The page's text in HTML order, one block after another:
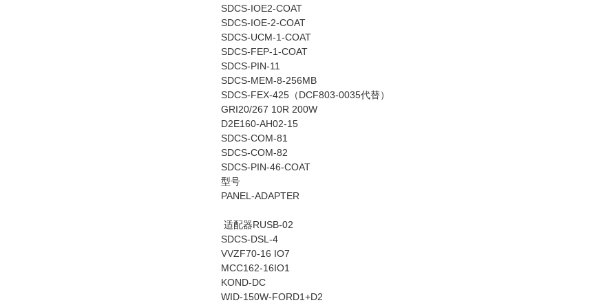
SDCS-IOE2-COAT
SDCS-IOE-2-COAT
SDCS-UCM-1-COAT
SDCS-FEP-1-COAT
SDCS-PIN-11
SDCS-MEM-8-256MB
SDCS-FEX-425（DCF803-0035代替）
GRI20/267 10R 200W
D2E160-AH02-15
SDCS-COM-81
SDCS-COM-82
SDCS-PIN-46-COAT
型号
PANEL-ADAPTER
适配器RUSB-02
SDCS-DSL-4
VVZF70-16 IO7
MCC162-16IO1
KOND-DC
WID-150W-FORD1+D2